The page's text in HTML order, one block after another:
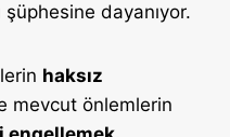
şüphesine dayanıyor.
haksız
mevcut önlemlerin